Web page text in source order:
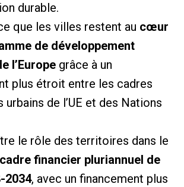
durable.
que les villes restent au cœur
de développement
l’Europegrâce à un
plus étroit entre les cadres
de l’UE et des Nations
le rôle des territoires dans le
cadre financier pluriannuel de
2034, avec un financement plus